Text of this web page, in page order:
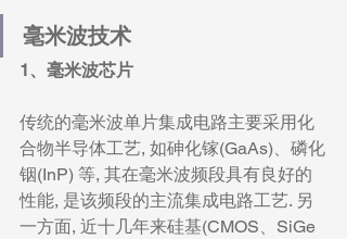
毫米波技术
1、毫米波芯片
传统的毫米波单片集成电路主要采用化
合物半导体工艺, 如砷化镓(GaAs)、磷化
铟(InP) 等, 其在毫米波频段具有良好的
性能, 是该频段的主流集成电路工艺. 另
一方面, 近十几年来硅基(CMOS、SiGe